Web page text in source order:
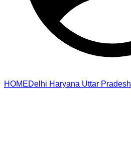
HOMEDelhi Haryana Uttar Pradesh